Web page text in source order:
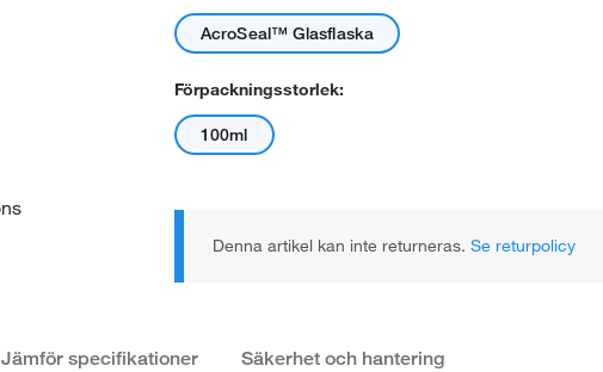
AcroSeal™ Glasflaska
Förpackningsstorlek:
100ml
Denna artikel kan inte returneras. Se returpolicy
Jämför specifikationer Säkerhet och hantering